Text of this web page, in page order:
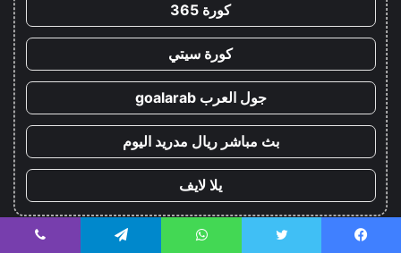
كورة 365
كورة سيتي
جول العرب goalarab
بث مباشر ريال مدريد اليوم
يلا لايف